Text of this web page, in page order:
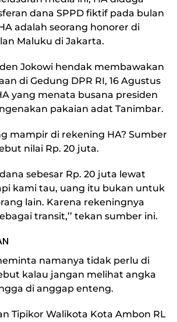
dana SPPD fiktif pada bulan
adalah seorang honorer di
Maluku di Jakarta.
Jokowi hendak membawakan
di Gedung DPR RI, 16 Agustus
yang menata busana presiden
pakaian adat Tanimbar.
mampir di rekening HA? Sumber
nilai Rp. 20 juta.
sebesar Rp. 20 juta lewat
kami tau, uang itu bukan untuk
lain. Karena rekeningnya
transit,’’ tekan sumber ini.
namanya tidak perlu di
kalau jangan melihat angka
di anggap enteng.
Tipikor Walikota Kota Ambon RL